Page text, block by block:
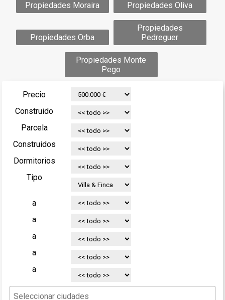
Propiedades Moraira Propiedades Oliva
Propiedades Orba
Propiedades
Pedreguer
Propiedades Monte
Pego
Precio
Construido
Parcela
Construidos
Dormitorios
Tipo
a
a
a
a
a